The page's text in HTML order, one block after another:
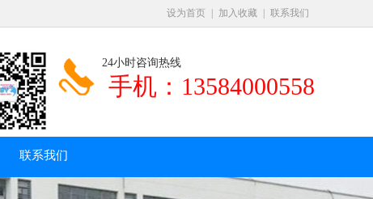
设为首页 加入收藏 联系我们
24小时咨询热线
手机： 13584000558
联系我们